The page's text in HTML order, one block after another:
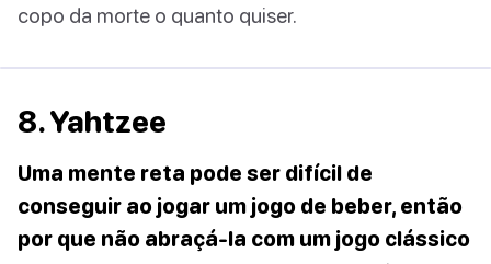
copo da morte o quanto quiser.
8. Yahtzee
Uma mente reta pode ser difícil de
conseguir ao jogar um jogo de beber, então
por que não abraçá-la com um jogo clássico